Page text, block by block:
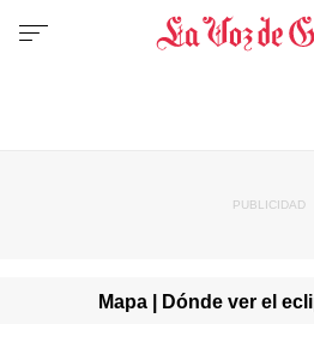
Mapa | Dónde ver el